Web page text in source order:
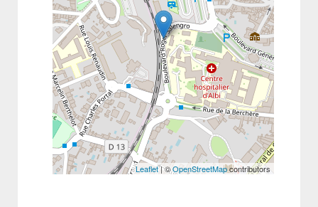
Leaflet| ©OpenStreetMapcontributors